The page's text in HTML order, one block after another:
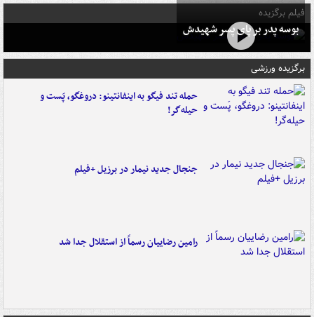
فیلم برگزیده
بوسه‌ پدر بر پای پسر شهیدش
برگزیده ورزشی
حمله تند فیگو به اینفانتینو: دروغگو، پَست‌ و
حیله‌گر!
جنجال جدید نیمار در برزیل +فیلم
رامین رضاییان رسماً از استقلال جدا شد